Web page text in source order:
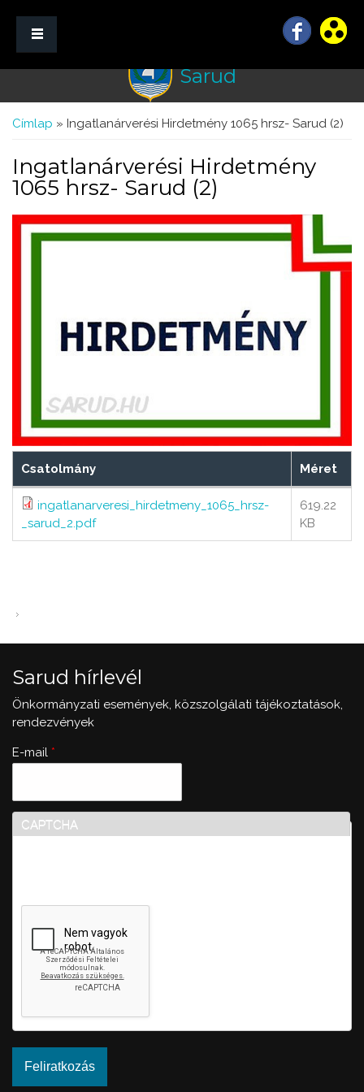
Sarud
Jelenlegi hely
Címlap » Ingatlanárverési Hirdetmény 1065 hrsz- Sarud (2)
Ingatlanárverési Hirdetmény
1065 hrsz- Sarud (2)
Csatolmány Méret
ingatlanarveresi_hirdetmeny_1065_hrsz-
_sarud_2.pdf
619.22
KB
Sarud hírlevél
Önkormányzati események, közszolgálati tájékoztatások,
rendezvények
E-mail *
CAPTCHA